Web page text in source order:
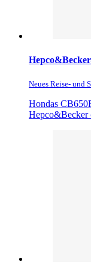
Neues Reise- und
Hondas
Hepco&Becker